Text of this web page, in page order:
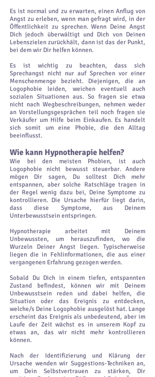
Es ist normal und zu erwarten, einen Anflug von
Angst zu erleben, wenn man gefragt wird, in der
Öffentlichkeit zu sprechen. Wenn Deine Angst
Dich jedoch überwältigt und Dich von Deinen
Lebenszielen zurückhält, dann ist das der Punkt,
bei dem wir Dir helfen können.
Es ist wichtig zu beachten, dass sich
Sprechangst nicht nur auf Sprechen vor einer
Menschenmenge bezieht. Diejenigen, die an
Logophobie leiden, weichen eventuell auch
sozialen Situationen aus. So fragen sie etwa
nicht nach Wegbeschreibungen, nehmen weder
an Vorstellungsgesprächen teil noch fragen sie
Verkäufer um Hilfe beim Einkaufen. Es handelt
sich somit um eine Phobie, die den Alltag
beeinflusst.
Wie kann Hypnotherapie helfen?
Wie bei den meisten Phobien, ist auch
Logophobie nicht bewusst steuerbar. Andere
mögen Dir sagen, Du solltest Dich mehr
entspannen, aber solche Ratschläge tragen in
der Regel wenig dazu bei, Deine Symptome zu
kontrollieren. Die Ursache hierfür liegt darin,
dass diese Symptome, aus Deinem
Unterbewusstsein entspringen.
Hypnotherapie arbeitet mit Deinem
Unbewussten, um herauszufinden, wo die
Wurzeln Deiner Angst liegen. Typischerweise
liegen die in Fehlinformationen, die aus einer
vergangenen Erfahrung gezogen werden.
Sobald Du Dich in einem tiefen, entspannten
Zustand befindest, können wir mit Deinem
Unbewusstsein reden und dabei helfen, die
Situation oder das Ereignis zu entdecken,
welche/s Deine Logophobie ausgelöst hat. Lange
erscheint das Ereignis als unbedeutend, aber im
Laufe der Zeit wächst es in unserem Kopf zu
etwas an, das wir nicht mehr kontrollieren
können.
Nach der Identifizierung und Klärung der
Ursache wenden wir Suggestions-Techniken an,
um Dein Selbstvertrauen zu stärken, Dir